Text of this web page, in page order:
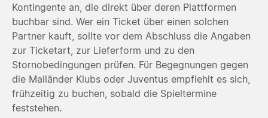
Kontingente an, die direkt über deren Plattformen
buchbar sind. Wer ein Ticket über einen solchen
Partner kauft, sollte vor dem Abschluss die Angaben
zur Ticketart, zur Lieferform und zu den
Stornobedingungen prüfen. Für Begegnungen gegen
die Mailänder Klubs oder Juventus empfiehlt es sich,
frühzeitig zu buchen, sobald die Spieltermine
feststehen.